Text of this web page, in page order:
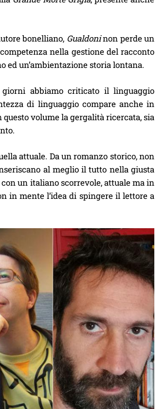
bonelliano, Gualdoninon perde un
nella gestione del racconto
un’ambientazione storia lontana.
abbiamo criticato il linguaggio
di linguaggio compare anche in
volume la gergalità ricercata, sia
attuale. Da un romanzo storico, non
al meglio il tutto nella giusta
un italiano scorrevole, attuale ma in
in mente l’idea di spingere il lettore a